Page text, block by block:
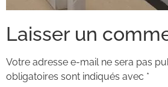
Laisser un
Votre adresse e-mail ne sera pas
obligatoires sont indiqués avec *